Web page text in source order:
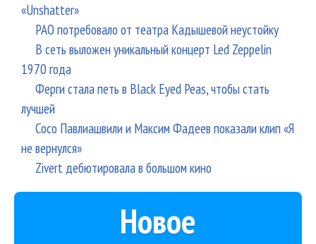
«Unshatter»
РАО потребовало от театра Кадышевой неустойку
В сеть выложен уникальный концерт Led Zeppelin
1970 года
Ферги стала петь в Black Eyed Peas, чтобы стать
лучшей
Сосо Павлиашвили и Максим Фадеев показали клип «Я
не вернулся»
Zivert дебютировала в большом кино
Новое